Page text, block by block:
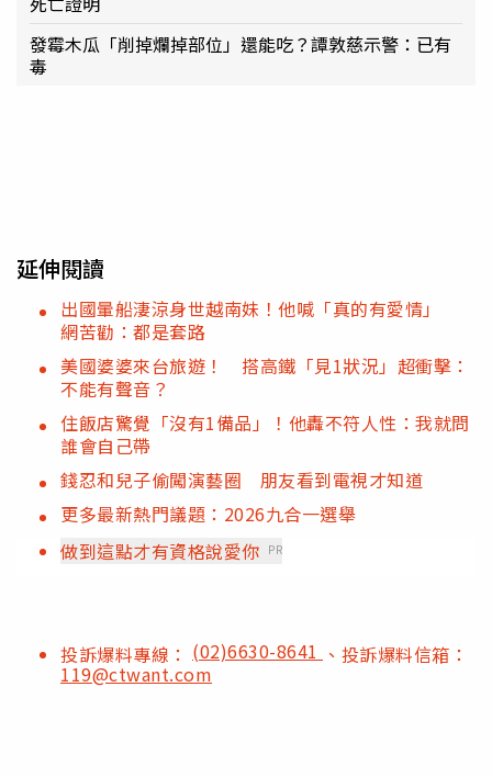
發霉木瓜「削掉爛掉部位」還能吃？譚敦慈示警：已有
毒
延伸閱讀
出國暈船淒涼身世越南妹！他喊「真的有愛情」
網苦勸：都是套路
美國婆婆來台旅遊！ 搭高鐵「見1狀況」超衝擊：
不能有聲音？
住飯店驚覺「沒有1備品」！他轟不符人性：我就問
誰會自己帶
錢忍和兒子偷闖演藝圈 朋友看到電視才知道
更多最新熱門議題：2026九合一選舉
做到這點才有資格說愛你 PR
投訴爆料專線： (02)6630-8641 、投訴爆料信箱：
119@ctwant.com